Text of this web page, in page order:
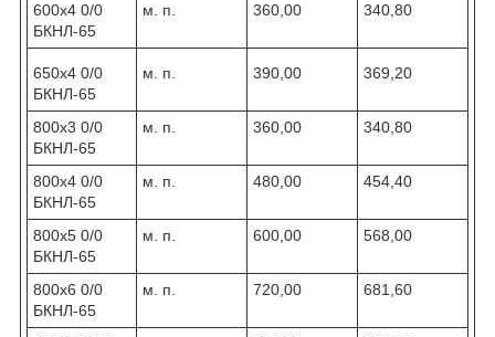
600х4 0/0
БКНЛ-65
м. п. 360,00 340,80
650х4 0/0
БКНЛ-65
м. п. 390,00 369,20
800х3 0/0
БКНЛ-65
м. п. 360,00 340,80
800х4 0/0
БКНЛ-65
м. п. 480,00 454,40
800х5 0/0
БКНЛ-65
м. п. 600,00 568,00
800х6 0/0
БКНЛ-65
м. п. 720,00 681,60